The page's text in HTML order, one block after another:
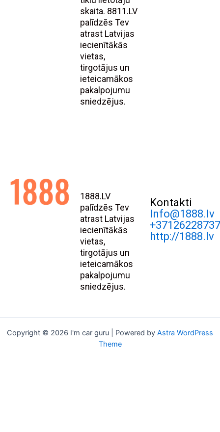
skaita. 8811.LV
palīdzēs Tev
atrast Latvijas
iecienītākās
vietas,
tirgotājus un
ieteicamākos
pakalpojumu
sniedzējus.
1888.LV
palīdzēs Tev
atrast Latvijas
iecienītākās
vietas,
tirgotājus un
ieteicamākos
pakalpojumu
sniedzējus.
Kontakti
Info@1888.lv
http://1888.lv
Copyright © 2026 I'm car guru | Powered by Astra WordPress
Theme